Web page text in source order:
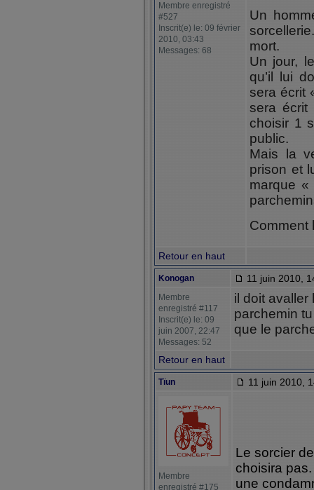
Membre enregistré
#527
Inscrit(e) le: 09 février
2010, 03:43
Messages: 68
Un
mort.
Un jour,
qu’il lui
sera écrit
sera
choisir 1
public.
Mais la
prison et
marque
Comment
Retour en haut
Konogan 11 juin 2010,
Membre
enregistré #117
Inscrit(e) le: 09
juin 2007, 22:47
Messages: 52
il doit avaller
parchemin
que le
Retour en haut
Tïun 11 juin 2010,
Membre
enregistré #175
Le sorcier
choisira
une